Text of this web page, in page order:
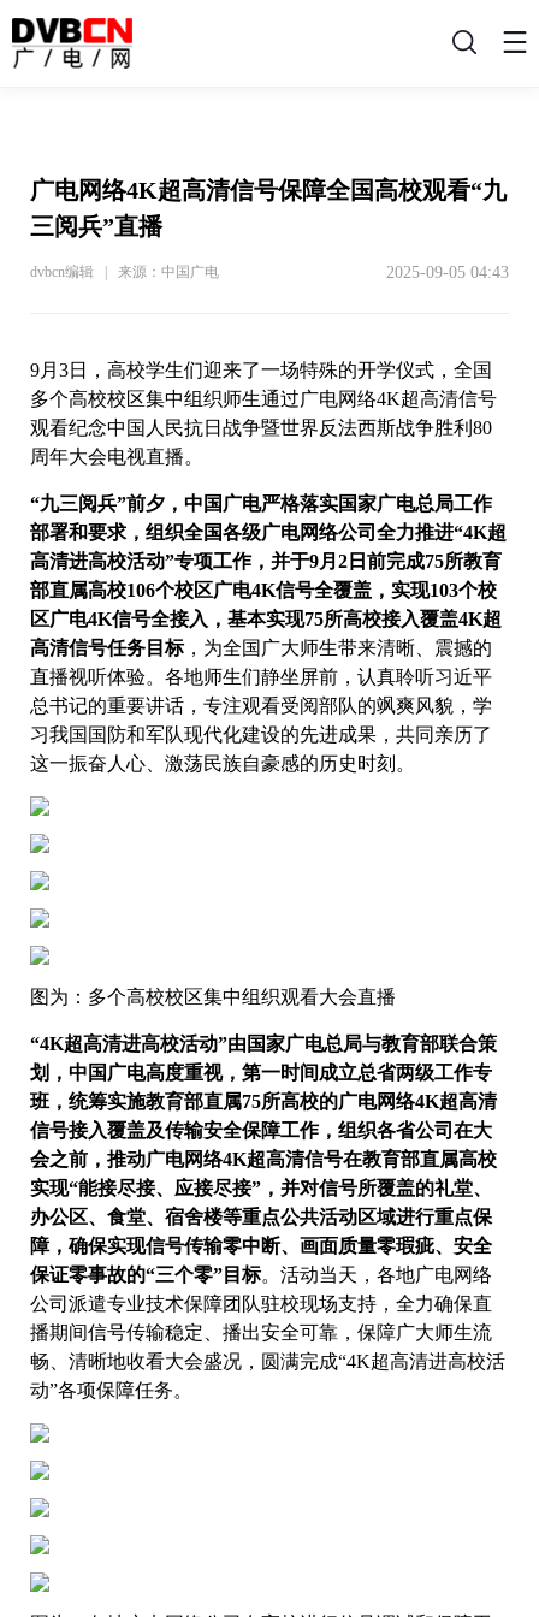
搜
广电网络4K超高清信号保障全国高校观看“九
三阅兵”直播
dvbcn编辑 | 来源：中国广电 2025-09-05 04:43
9月3日，高校学生们迎来了一场特殊的开学仪式，全国
多个高校校区集中组织师生通过广电网络4K超高清信号
观看纪念中国人民抗日战争暨世界反法西斯战争胜利80
周年大会电视直播。
“九三阅兵”前夕，中国广电严格落实国家广电总局工作
部署和要求，组织全国各级广电网络公司全力推进“4K超
高清进高校活动”专项工作，并于9月2日前完成75所教育
部直属高校106个校区广电4K信号全覆盖，实现103个校
区广电4K信号全接入，基本实现75所高校接入覆盖4K超
高清信号任务目标，为全国广大师生带来清晰、震撼的
直播视听体验。各地师生们静坐屏前，认真聆听习近平
总书记的重要讲话，专注观看受阅部队的飒爽风貌，学
习我国国防和军队现代化建设的先进成果，共同亲历了
这一振奋人心、激荡民族自豪感的历史时刻。
图为：多个高校校区集中组织观看大会直播
“4K超高清进高校活动”由国家广电总局与教育部联合策
划，中国广电高度重视，第一时间成立总省两级工作专
班，统筹实施教育部直属75所高校的广电网络4K超高清
信号接入覆盖及传输安全保障工作，组织各省公司在大
会之前，推动广电网络4K超高清信号在教育部直属高校
实现“能接尽接、应接尽接”，并对信号所覆盖的礼堂、
办公区、食堂、宿舍楼等重点公共活动区域进行重点保
障，确保实现信号传输零中断、画面质量零瑕疵、安全
保证零事故的“三个零”目标。活动当天，各地广电网络
公司派遣专业技术保障团队驻校现场支持，全力确保直
播期间信号传输稳定、播出安全可靠，保障广大师生流
畅、清晰地收看大会盛况，圆满完成“4K超高清进高校活
动”各项保障任务。